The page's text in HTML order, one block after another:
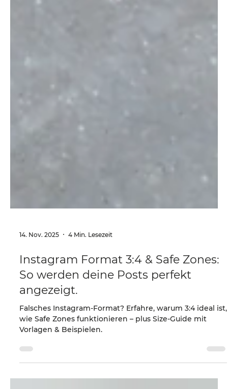
14. Nov. 2025 4 Min. Lesezeit
Instagram Format 3:4 & Safe Zones:
So werden deine Posts perfekt
angezeigt.
Falsches Instagram-Format? Erfahre, warum 3:4 ideal ist,
Vorlagen & Beispielen.